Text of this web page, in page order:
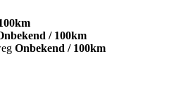
/ 100km
Onbekend / 100km